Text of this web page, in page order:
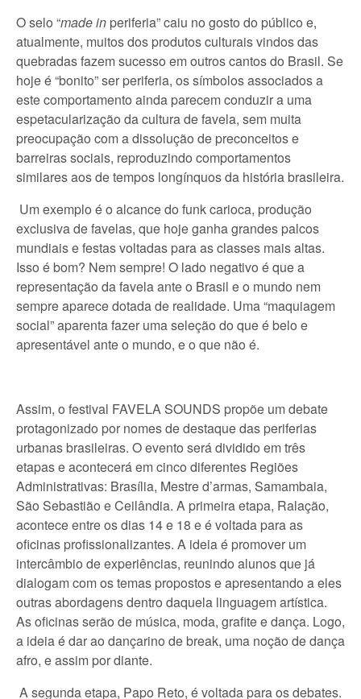
O selo “made in periferia” caiu no gosto do público e,
atualmente, muitos dos produtos culturais vindos das
quebradas fazem sucesso em outros cantos do Brasil. Se
hoje é “bonito” ser periferia, os símbolos associados a
este comportamento ainda parecem conduzir a uma
espetacularização da cultura de favela, sem muita
preocupação com a dissolução de preconceitos e
barreiras sociais, reproduzindo comportamentos
similares aos de tempos longínquos da história brasileira.
Um exemplo é o alcance do funk carioca, produção
exclusiva de favelas, que hoje ganha grandes palcos
mundiais e festas voltadas para as classes mais altas.
Isso é bom? Nem sempre! O lado negativo é que a
representação da favela ante o Brasil e o mundo nem
sempre aparece dotada de realidade. Uma “maquiagem
social” aparenta fazer uma seleção do que é belo e
apresentável ante o mundo, e o que não é.
Assim, o festival FAVELA SOUNDS propõe um debate
protagonizado por nomes de destaque das periferias
urbanas brasileiras. O evento será dividido em três
etapas e acontecerá em cinco diferentes Regiões
Administrativas: Brasília, Mestre d’armas, Samambaia,
São Sebastião e Ceilândia. A primeira etapa, Ralação,
acontece entre os dias 14 e 18 e é voltada para as
oficinas profissionalizantes. A ideia é promover um
intercâmbio de experiências, reunindo alunos que já
dialogam com os temas propostos e apresentando a eles
outras abordagens dentro daquela linguagem artística.
As oficinas serão de música, moda, grafite e dança. Logo,
a ideia é dar ao dançarino de break, uma noção de dança
afro, e assim por diante.
A segunda etapa, Papo Reto, é voltada para os debates.